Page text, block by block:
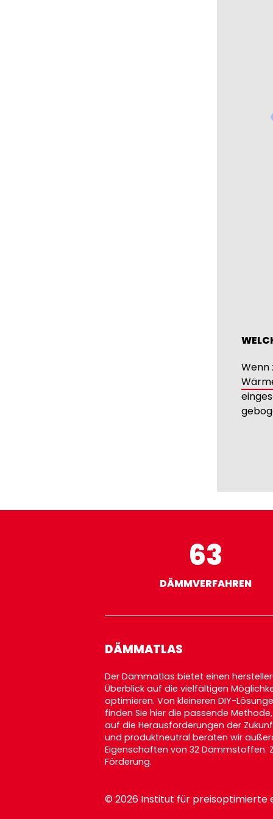
Wenn
63
DÄMMVERFAHREN
DÄMMATLAS
Der Dämmatlas bietet einen
Überblick auf die vielfältigen
optimieren. Von kleineren DIY-
finden Sie hier die passende
auf die Herausforderungen der
und produktneutral beraten wir
Eigenschaften von 32 Dämmstoffen.
Förderung.
© 2026 Institut für preisoptimierte